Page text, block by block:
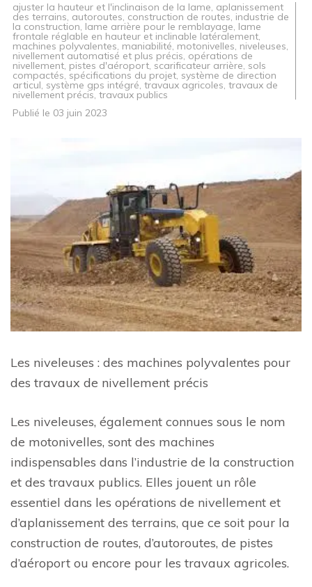
ajuster la hauteur et l'inclinaison de la lame, aplanissement
des terrains, autoroutes, construction de routes, industrie de
la construction, lame arrière pour le remblayage, lame
frontale réglable en hauteur et inclinable latéralement,
machines polyvalentes, maniabilité, motonivelles, niveleuses,
nivellement automatisé et plus précis, opérations de
nivellement, pistes d'aéroport, scarificateur arrière, sols
compactés, spécifications du projet, système de direction
articul, système gps intégré, travaux agricoles, travaux de
nivellement précis, travaux publics
Publié le 03 juin 2023
Les niveleuses : des machines polyvalentes pour
des travaux de nivellement précis
Les niveleuses, également connues sous le nom
de motonivelles, sont des machines
indispensables dans l’industrie de la construction
et des travaux publics. Elles jouent un rôle
essentiel dans les opérations de nivellement et
d’aplanissement des terrains, que ce soit pour la
construction de routes, d’autoroutes, de pistes
d’aéroport ou encore pour les travaux agricoles.